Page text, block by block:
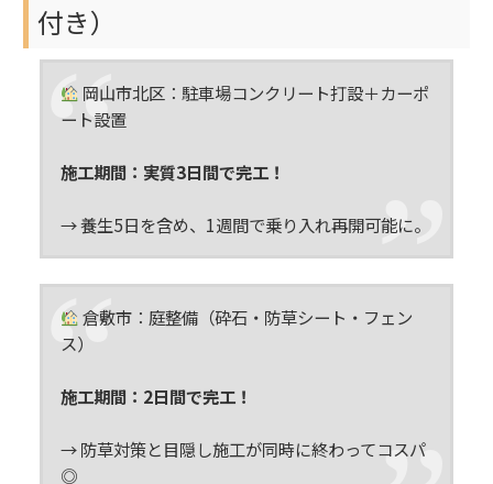
付き）
岡山市北区：駐車場コンクリート打設＋カーポ
ート設置
施工期間：実質3日間で完工！
→ 養生5日を含め、1週間で乗り入れ再開可能に。
倉敷市：庭整備（砕石・防草シート・フェン
ス）
施工期間：2日間で完工！
→ 防草対策と目隠し施工が同時に終わってコスパ
◎